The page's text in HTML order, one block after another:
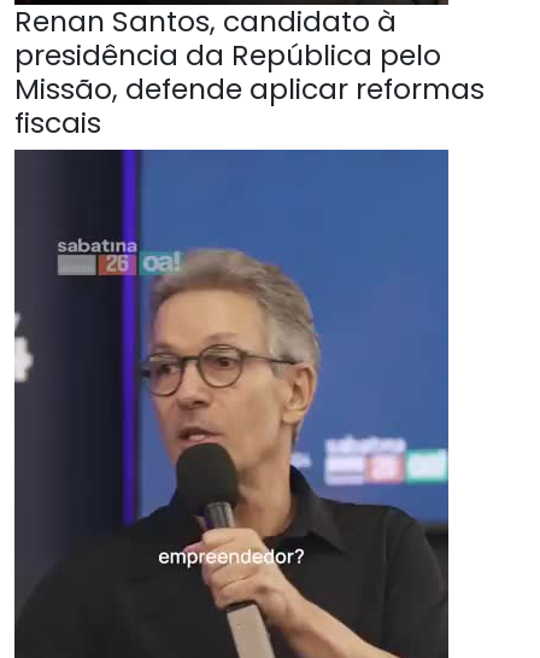
Renan Santos, candidato à
presidência da República pelo
Missão, defende aplicar reformas
fiscais